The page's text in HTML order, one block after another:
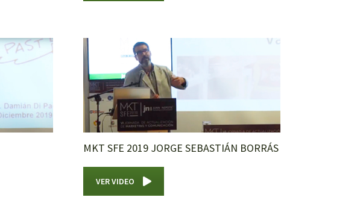
MKT SFE 2019 JORGE SEBASTIÁN BORRÁS
VER VIDEO